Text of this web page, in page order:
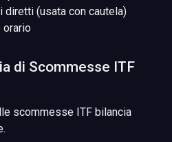
diretti (usata con cautela)
orario
di Scommesse ITF
scommesse ITF bilancia